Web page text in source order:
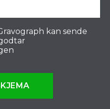
kan sende